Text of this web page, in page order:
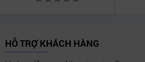
HỖ TRỢ KHÁCH HÀNG